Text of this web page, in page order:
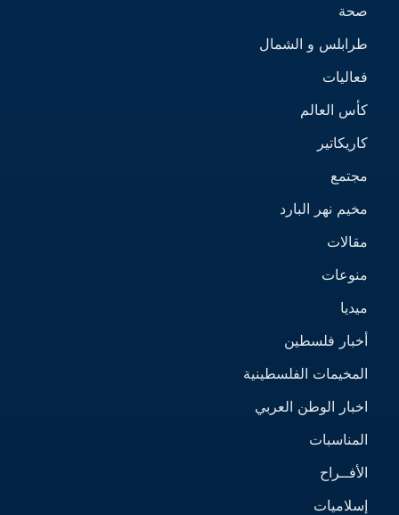
صحة
طرابلس و الشمال
فعاليات
كأس العالم
كاريكاتير
مجتمع
مخيم نهر البارد
مقالات
منوعات
ميديا
أخبار فلسطين
المخيمات الفلسطينية
اخبار الوطن العربي
المناسبات
الأفــراح
إسلاميات